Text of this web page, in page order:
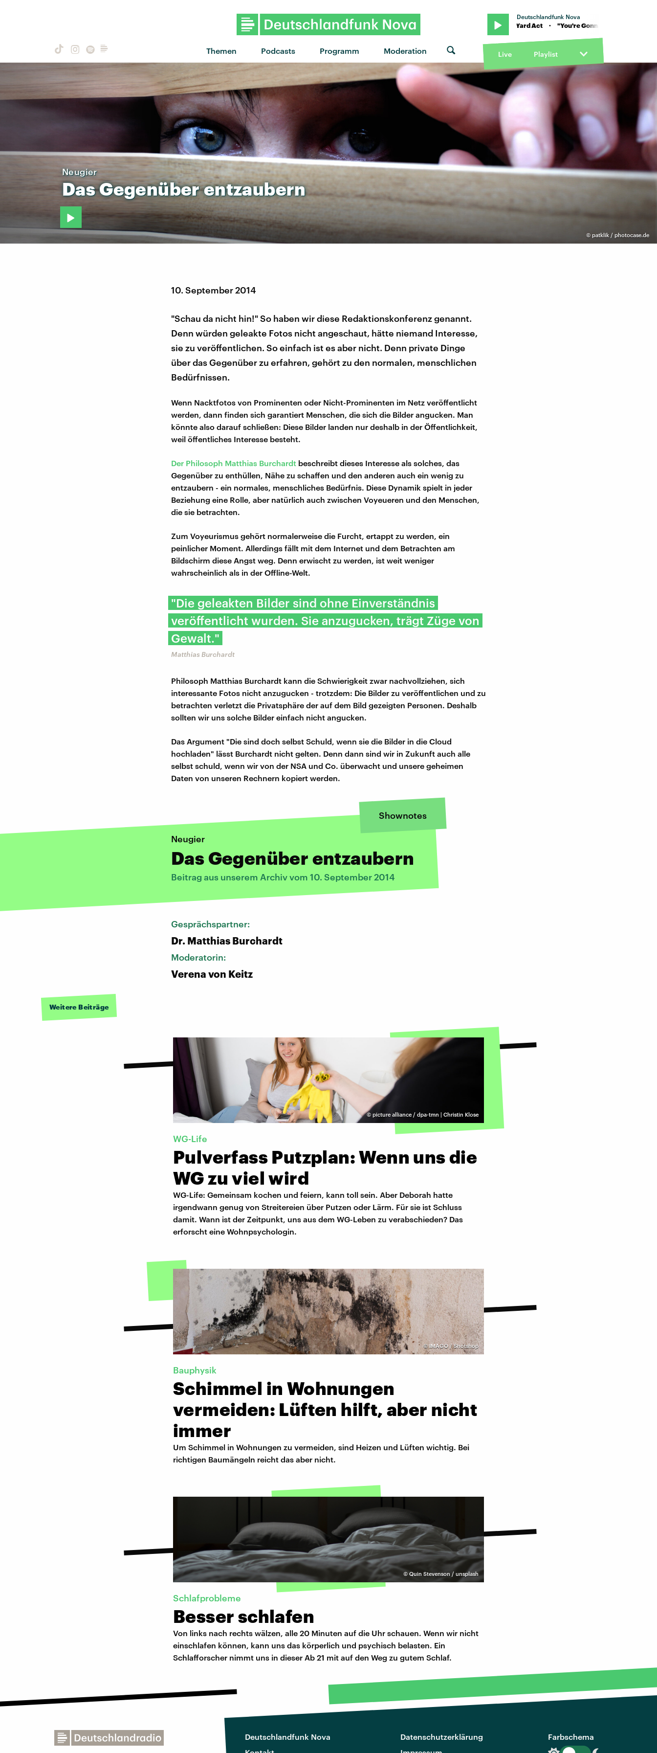
Themen Podcasts Programm Moderation
Deutschlandfunk Nova
"You're Gonna Need A Little Music" von Yard Act · "You're Gonna Need A Little Music" von
Live Playlist
© patklik / photocase.de
Neugier
DasGegenüberentzaubern
10. September 2014
"Schau da nicht hin!" So haben wir diese Redaktionskonferenz genannt.
Denn würden geleakte Fotos nicht angeschaut, hätte niemand Interesse,
sie zu veröffentlichen. So einfach ist es aber nicht. Denn private Dinge
über das Gegenüber zu erfahren, gehört zu den normalen, menschlichen
Bedürfnissen.
Wenn Nacktfotos von Prominenten oder Nicht-Prominenten im Netz veröffentlicht
werden, dann finden sich garantiert Menschen, die sich die Bilder angucken. Man
könnte also darauf schließen: Diese Bilder landen nur deshalb in der Öffentlichkeit,
weil öffentliches Interesse besteht.
Der Philosoph Matthias Burchardt beschreibt dieses Interesse als solches, das
Gegenüber zu enthüllen, Nähe zu schaffen und den anderen auch ein wenig zu
entzaubern - ein normales, menschliches Bedürfnis. Diese Dynamik spielt in jeder
Beziehung eine Rolle, aber natürlich auch zwischen Voyeueren und den Menschen,
die sie betrachten.
Zum Voyeurismus gehört normalerweise die Furcht, ertappt zu werden, ein
peinlicher Moment. Allerdings fällt mit dem Internet und dem Betrachten am
Bildschirm diese Angst weg. Denn erwischt zu werden, ist weit weniger
wahrscheinlich als in der Offline-Welt.
"Die geleakten Bilder sind ohne Einverständnis
veröffentlicht wurden. Sie anzugucken, trägt Züge von
Gewalt."
Matthias Burchardt
Philosoph Matthias Burchardt kann die Schwierigkeit zwar nachvollziehen, sich
interessante Fotos nicht anzugucken - trotzdem: Die Bilder zu veröffentlichen und zu
betrachten verletzt die Privatsphäre der auf dem Bild gezeigten Personen. Deshalb
sollten wir uns solche Bilder einfach nicht angucken.
Das Argument "Die sind doch selbst Schuld, wenn sie die Bilder in die Cloud
hochladen" lässt Burchardt nicht gelten. Denn dann sind wir in Zukunft auch alle
selbst schuld, wenn wir von der NSA und Co. überwacht und unsere geheimen
Daten von unseren Rechnern kopiert werden.
Shownotes
Neugier
Das Gegenüber entzaubern
Beitrag aus unserem Archiv vom 10. September 2014
Gesprächspartner:
Dr. Matthias Burchardt
Moderatorin:
Verena von Keitz
Weitere Beiträge
© picture alliance / dpa-tmn | Christin Klose
WG-Life
Pulverfass Putzplan: Wenn uns die
WG zu viel wird
WG-Life: Gemeinsam kochen und feiern, kann toll sein. Aber Deborah hatte
irgendwann genug von Streitereien über Putzen oder Lärm. Für sie ist Schluss
damit. Wann ist der Zeitpunkt, uns aus dem WG-Leben zu verabschieden? Das
erforscht eine Wohnpsychologin.
©IMAGO / Shotshop
Bauphysik
Schimmel in Wohnungen
vermeiden: Lüften hilft, aber nicht
immer
Um Schimmel in Wohnungen zu vermeiden, sind Heizen und Lüften wichtig. Bei
richtigen Baumängeln reicht das aber nicht.
© Quin Stevenson / unsplash
Schlafprobleme
Besser schlafen
Von links nach rechts wälzen, alle 20 Minuten auf die Uhr schauen. Wenn wir nicht
einschlafen können, kann uns das körperlich und psychisch belasten. Ein
Schlafforscher nimmt uns in dieser Ab 21 mit auf den Weg zu gutem Schlaf.
Deutschlandfunk Nova
Datenschutzerklärung
Farbschema